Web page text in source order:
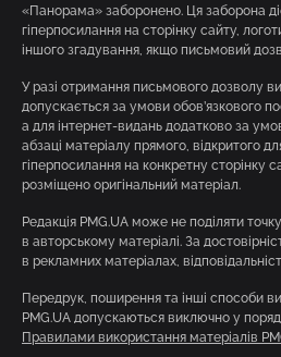
«Панорама» заборонено. Ця заборона
гіперпосилання на сторінку сайту,
іншого згадування, якщо письмовий
У разі отримання письмового дозволу
допускається за умови обов’язкового
а для інтернет-видань додатково за
абзаці матеріалу прямого, відкритого
гіперпосилання на конкретну сторінку
розміщено оригінальний матеріал.
Редакція PMG.UA може не поділяти
в авторському матеріалі. За
в рекламних матеріалах,
Передрук, поширення та інші способи
PMG.UA допускаються виключно у
Правилами використання матеріалів